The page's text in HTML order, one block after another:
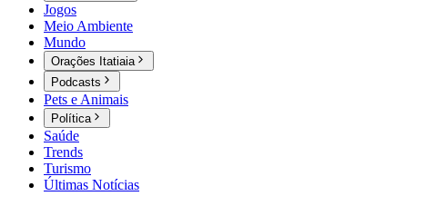
Jogos
Meio Ambiente
Mundo
Orações Itatiaia
Podcasts
Pets e Animais
Política
Saúde
Trends
Turismo
Últimas Notícias